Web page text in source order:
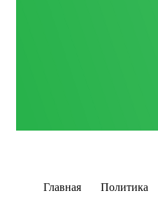
Главная Политика